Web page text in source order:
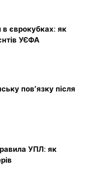
в єврокубках: як
УЄФА
пов’язку після
УПЛ: як